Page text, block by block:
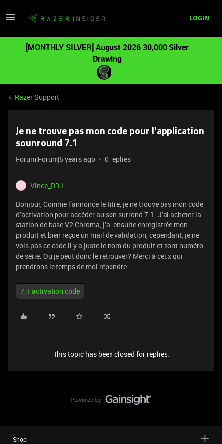
LOGIN
[MONTHLY SILVER] August 2026 30,000 Silver
Drawing
Razer Support
Je ne trouve pas mon code pour l'application
sounround 7.1
Forum|Forum|5 years ago 0 replies
V
Vince_DDJ
Bonjour, Comme l’annonce le titre, je ne trouve pas mon code
d’activation pour accéder au son surrond 7.1. J’ai acheter la
station de base V2 Chroma, j’ai ensuite enregistrée mon
produit et bien reçue un mail de validation, cependant, je ne
vois pas ce code il y a juste le nom du produit et sont numéro
de série. Ou je peut donc le retrouver? Merci à ceux qui
prendrons le temps de moi répondre.
7.1 activation code
This topic has been closed for replies.
Shop